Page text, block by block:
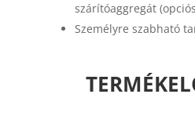
szárítóaggregát
Személyre szabható